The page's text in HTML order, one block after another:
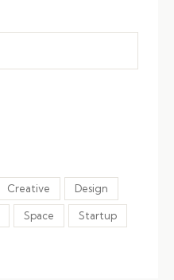
Creative Design
Space Startup